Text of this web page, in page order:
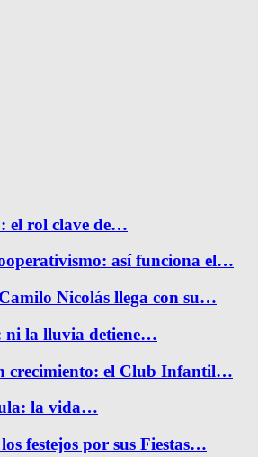
el rol clave de…
así funciona el…
Nicolás llega con su…
ni la lluvia detiene…
crecimiento: el Club Infantil…
la vida…
festejos por sus Fiestas…